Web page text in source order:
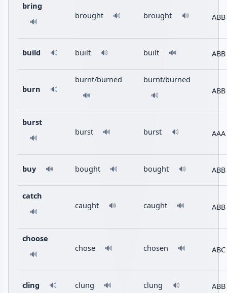
bring
🔊
brought 🔊 brought 🔊 ABB
build 🔊 built 🔊 built 🔊 ABB
burn 🔊
burnt/burned
🔊
burnt/burned
🔊 ABB
burst
🔊
burst 🔊 burst 🔊 AAA
buy 🔊 bought 🔊 bought 🔊 ABB
catch
🔊
caught 🔊 caught 🔊 ABB
choose
🔊
chose 🔊 chosen 🔊 ABC
cling 🔊 clung 🔊 clung 🔊 ABB